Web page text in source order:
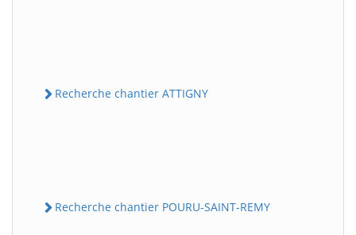
Recherche chantier ATTIGNY
Recherche chantier POURU-SAINT-REMY